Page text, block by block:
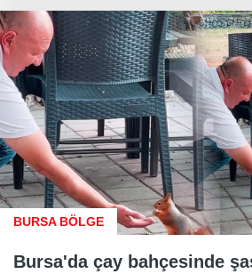
BURSA BÖLGE
Bursa'da çay bahçesinde